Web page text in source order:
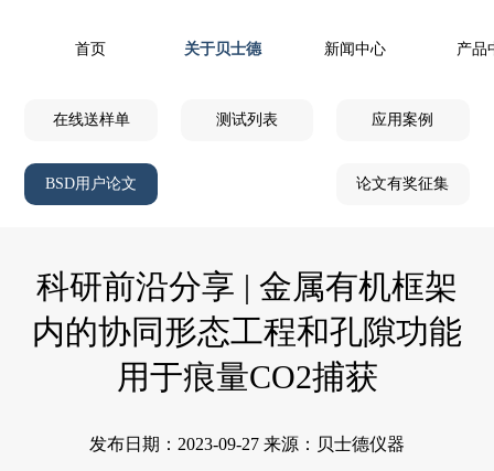
首页 关于贝士德 新闻中心 产品
在线送样单 测试列表 应用案例
BSD用户论文 论文有奖征集
科研前沿分享 | 金属有机框架
内的协同形态工程和孔隙功能
用于痕量CO2捕获
发布日期：2023-09-27 来源：贝士德仪器